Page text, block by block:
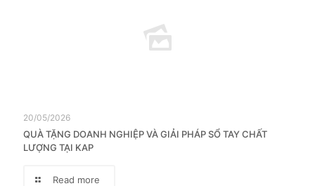
20/05/2026
QUÀ TẶNG DOANH NGHIỆP VÀ GIẢI PHÁP SỔ TAY CHẤT
LƯỢNG TẠI KAP
Read more